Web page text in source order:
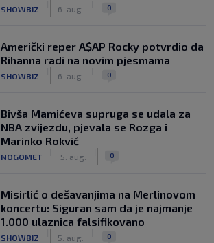
SHOWBIZ 6. aug. 0
Američki reper A$AP Rocky potvrdio da
Rihanna radi na novim pjesmama
SHOWBIZ 6. aug. 0
Bivša Mamićeva supruga se udala za
NBA zvijezdu, pjevala se Rozga i
Marinko Rokvić
NOGOMET 5. aug. 0
Misirlić o dešavanjima na Merlinovom
koncertu: Siguran sam da je najmanje
1.000 ulaznica falsifikovano
SHOWBIZ 5. aug. 0